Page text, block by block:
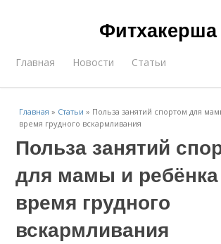
Фитхакерша
Главная Новости Статьи
Главная » Статьи » Польза занятий спортом для
время грудного вскармливания
Польза занятий
для мамы и
время грудного
вскармливания